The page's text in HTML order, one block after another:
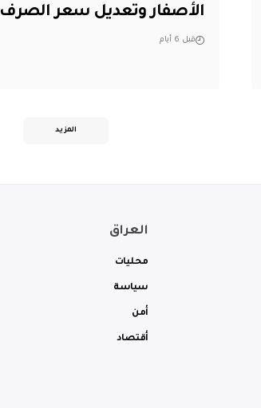
الأصفار وتعديل سعر الصرف
قبل 6 أيام
المزيد
العراق
محليات
سياسة
أمن
أقتصاد